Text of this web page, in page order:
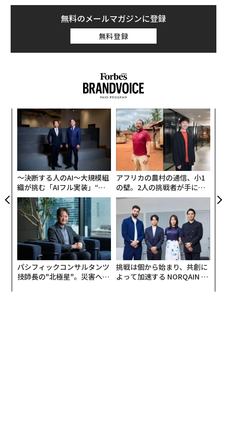
おく必要がある。世界の原子力発電量は06年に2803テラ
ワット時に達したが、それから19年が経過したにもかか
わらず、25年の原子力発電量はわずか1.5％程度増加し
たに過ぎない。原子力発電はようやく過去の最高記録を
原子力発電量は15年の2576テラワット時から、10年後
の25年には10.5％増加して2845テラワット時となった。
つまり年率では約1％の増加に相当する。この増加分の
すべてを中国が占めており、同国の原子力発電量は15年
の171テラワット時から25年には485テラワット時へと
増加した。
中国を除くと、25年の世界の原子力発電量は10年前と比
べて約44テラワット時減少した。これは世界記録を否定
するものではないが、世界の原子力発電量がいかに一国
の成長に左右されるようになったかを示している。
首位の米国に急速に迫る中国
25年の米国の原子力発電量は826テラワット時で、世界
全体の29％を占めた。これは世界最大で、中国の原子力
発電量を70％近く上回った。中国は485テラワット時で2
無料のメールマガジンに登録
無料登録
〜決断する人のAI〜大規模組
織が挑む「AIフル実装」“使
う”企業から“動く”企業へ【N
TTドコモビジネス×PwC】
アフリカの農村の通信、小1
の壁。2人の挑戦者が手にし
た「次なる武器」
パシフィックコンサルタンツ
技師長の"北極星"。災害への
挑戦は個から始まり、共創に
よって加速する NORQAIN JA